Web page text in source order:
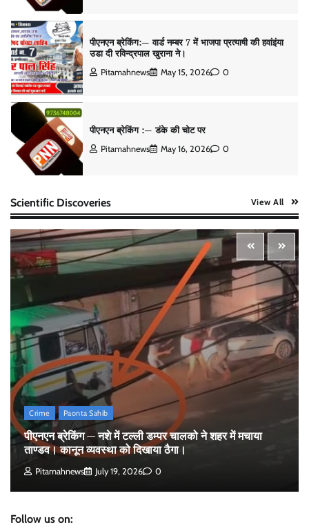
पीएनएन ब्रेकिंग:— वार्ड नम्बर 7 में भाजपा प्रत्याषी की हवांइंया
उडा दी रविन्द्रपाल खुराना ने।
Pitamahnews May 15, 2026 0
पीएनएन ब्रेकिंग :— डंके की चोट पर
Pitamahnews May 16, 2026 0
पीएनएन ब्रेकिंग — फर्जी वोटो के आधार हो रहे पांवटा में निकाय
चुनाव। फर्जी वोटो की भरमार।प्रशासन चौकन्ना । शिकायतो
Pitamahnews May 15, 2026 0
पीएनएन ब्रेकिंग :— वार्ड नम्बर 11 —— थोथे वादे, झूठी
घोषणाऐ, बाते हवा हवाई। कांग्रेसियो की।
Pitamahnews May 15, 2026 0
पीएनएन ब्रेकिंग:— वार्ड नम्बर 7 में भाजपा प्रत्याषी की हवांइंया
उडा दी रविन्द्रपाल खुराना ने।
Pitamahnews May 15, 2026
Scientific Discoveries View All
Crime Paonta Sahib
पीएनएन ब्रेकिंग — नशे में टल्ली डम्पर चालको ने शहर में मचाया
ताण्डव। कानून व्यवस्था को दिखाया ठैगा।
Pitamahnews July 19, 2026 0
Follow us on: